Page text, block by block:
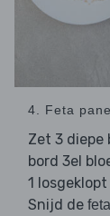
4. Feta
Zet 3 diepe
bord 3el
1
Snijd de feta